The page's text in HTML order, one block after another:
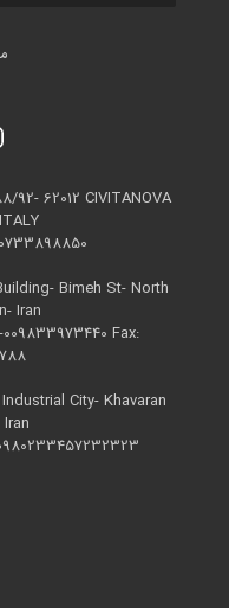
62012 CIVITANOVA
Bimeh St- North
Iran
Fax:
City- Khavaran